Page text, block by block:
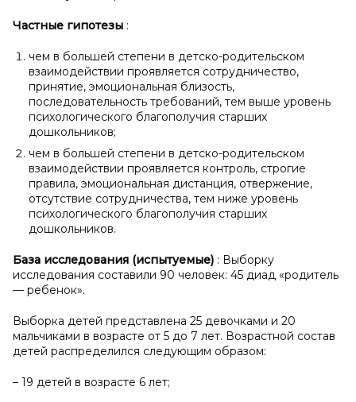
Частные гипотезы :
чем в большей степени в детско-родительском
взаимодействии проявляется сотрудничество,
принятие, эмоциональная близость,
последовательность требований, тем выше уровень
психологического благополучия старших
дошкольников;
чем в большей степени в детско-родительском
взаимодействии проявляется контроль, строгие
правила, эмоциональная дистанция, отвержение,
отсутствие сотрудничества, тем ниже уровень
психологического благополучия старших
дошкольников.
База исследования (испытуемые) : Выборку
исследования составили 90 человек: 45 диад «родитель
— ребенок».
Выборка детей представлена 25 девочками и 20
мальчиками в возрасте от 5 до 7 лет. Возрастной состав
детей распределился следующим образом:
– 19 детей в возрасте 6 лет;